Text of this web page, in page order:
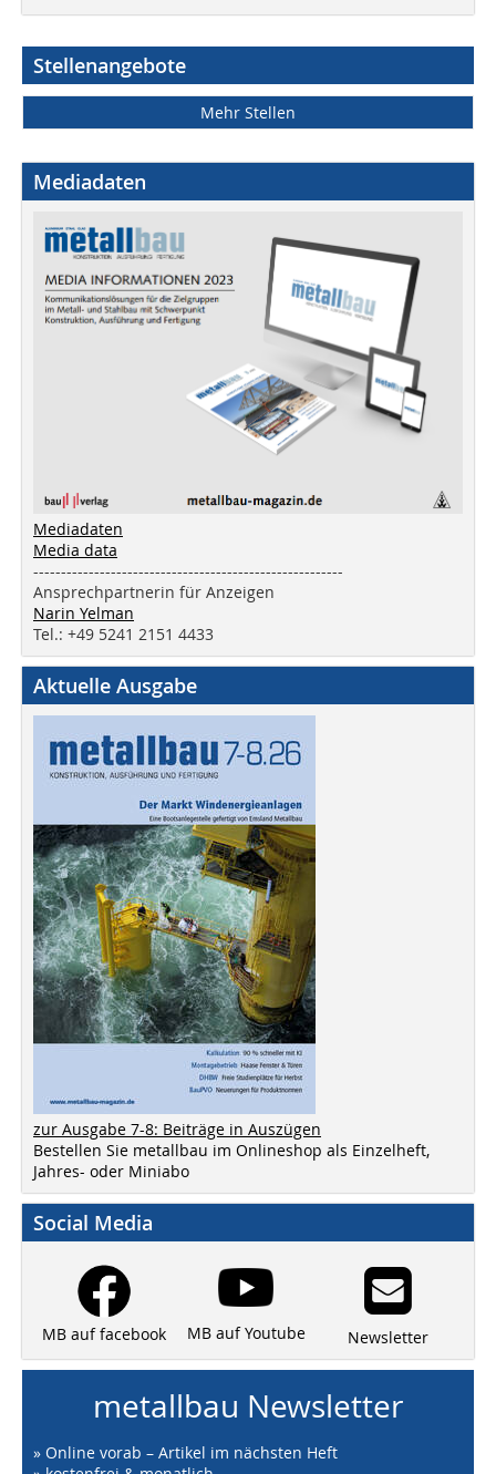
Stellenangebote
Mehr Stellen
Mediadaten
Mediadaten
Media data
--------------------------------------------------------
Ansprechpartnerin für Anzeigen
Narin Yelman
Tel.: +49 5241 2151 4433
Aktuelle Ausgabe
zur Ausgabe 7-8: Beiträge in Auszügen
Bestellen Sie metallbau im Onlineshop als Einzelheft,
Jahres- oder Miniabo
Social Media
MB auf facebook MB auf Youtube Newsletter
metallbau Newsletter
» Online vorab – Artikel im nächsten Heft